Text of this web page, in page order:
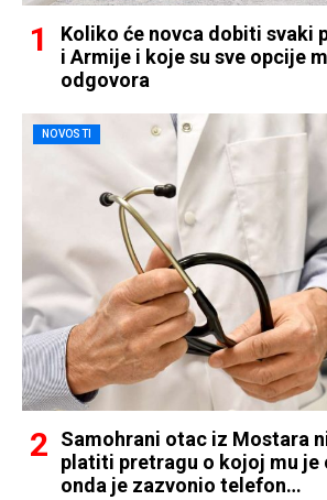
Koliko će novca dobiti svaki
i Armije i koje su sve opcije
odgovora
NOVOSTI
Samohrani otac iz Mostara
platiti pretragu o kojoj mu je
onda je zazvonio telefon…